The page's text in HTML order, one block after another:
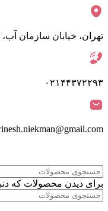
تهران، خیابان سازمان آب،
۰۲۱۴۴۳۷۲۲۹۳
برای دیدن محصولات که